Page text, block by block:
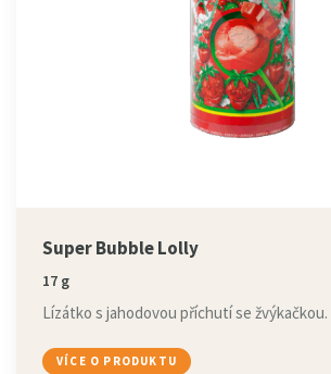
Super Bubble Lolly
17 g
Lízátko s jahodovou příchutí se žvýkačkou.
VÍCE O PRODUKTU